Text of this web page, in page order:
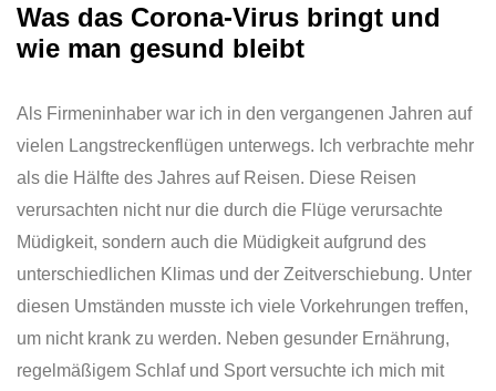
Was das Corona-Virus bringt und
wie man gesund bleibt
Als Firmeninhaber war ich in den vergangenen Jahren auf
vielen Langstreckenflügen unterwegs. Ich verbrachte mehr
als die Hälfte des Jahres auf Reisen. Diese Reisen
verursachten nicht nur die durch die Flüge verursachte
Müdigkeit, sondern auch die Müdigkeit aufgrund des
unterschiedlichen Klimas und der Zeitverschiebung. Unter
diesen Umständen musste ich viele Vorkehrungen treffen,
um nicht krank zu werden. Neben gesunder Ernährung,
regelmäßigem Schlaf und Sport versuchte ich mich mit